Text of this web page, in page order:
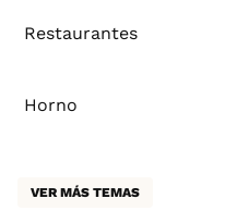
Restaurantes
Horno
VER MÁS TEMAS